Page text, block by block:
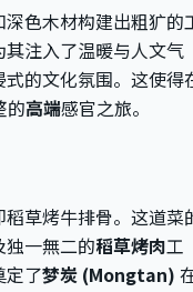
色木材构建出粗犷的
注入了温暖与人文气
的文化氛围。这使得
的高端感官之旅。
草烤牛排骨。这道菜
一無二的稻草烤肉工
定了梦炭 (Mongtan)